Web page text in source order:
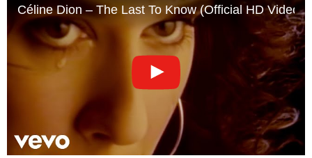
Céline Dion – The Last To Know (Official HD Video)